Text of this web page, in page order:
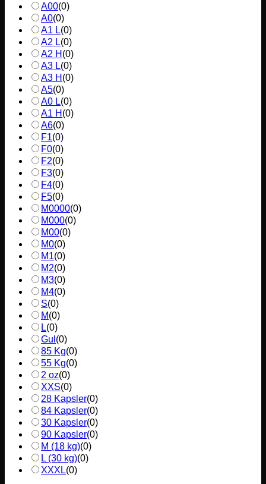
A00(0)
A0(0)
A1 L(0)
A2 L(0)
A2 H (0)
A3 L(0)
A3 H (0)
A5(0)
A0 L(0)
A1 H (0)
A6(0)
F1(0)
F0(0)
F2(0)
F3(0)
F4(0)
F5(0)
M0000(0)
M000(0)
M00(0)
M0(0)
M1(0)
M2(0)
M3(0)
M4(0)
S(0)
M(0)
L(0)
Gul (0)
85 Kg(0)
55 Kg(0)
2 oz(0)
XXS(0)
28 Kapsler(0)
84 Kapsler(0)
30 Kapsler(0)
90 Kapsler(0)
M (18 kg)(0)
L (30 kg)(0)
XXXL(0)